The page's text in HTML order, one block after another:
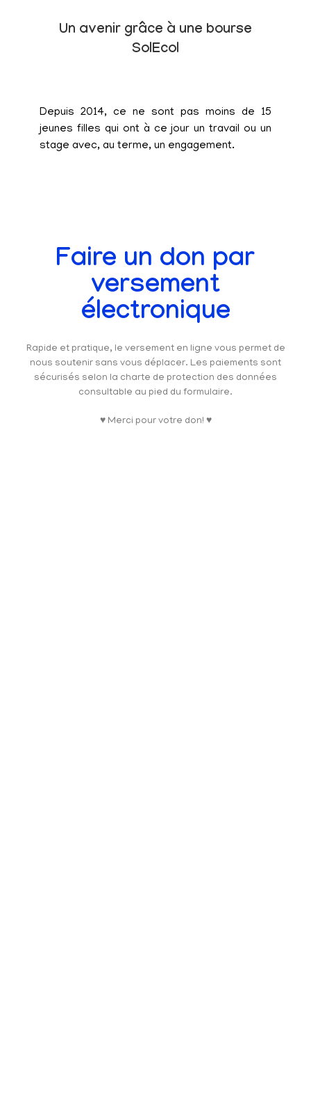
Un avenir grâce à une bourse
SolEcol
Depuis 2014, ce ne sont pas moins de 15
jeunes filles qui ont à ce jour un travail ou un
stage avec, au terme, un engagement.
Faire un don par
versement
électronique
Rapide et pratique, le versement en ligne vous permet de
nous soutenir sans vous déplacer. Les paiements sont
sécurisés selon la charte de protection des données
consultable au pied du formulaire.
♥ Merci pour votre don! ♥